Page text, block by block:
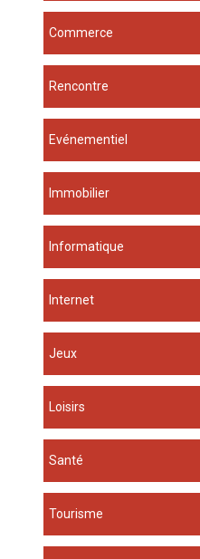
Commerce
Rencontre
Evénementiel
Immobilier
Informatique
Internet
Jeux
Loisirs
Santé
Tourisme